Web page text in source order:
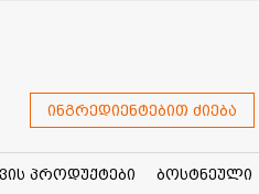
ინგრედიენტებით ძიება
პროდუქტები ბოსტნეული